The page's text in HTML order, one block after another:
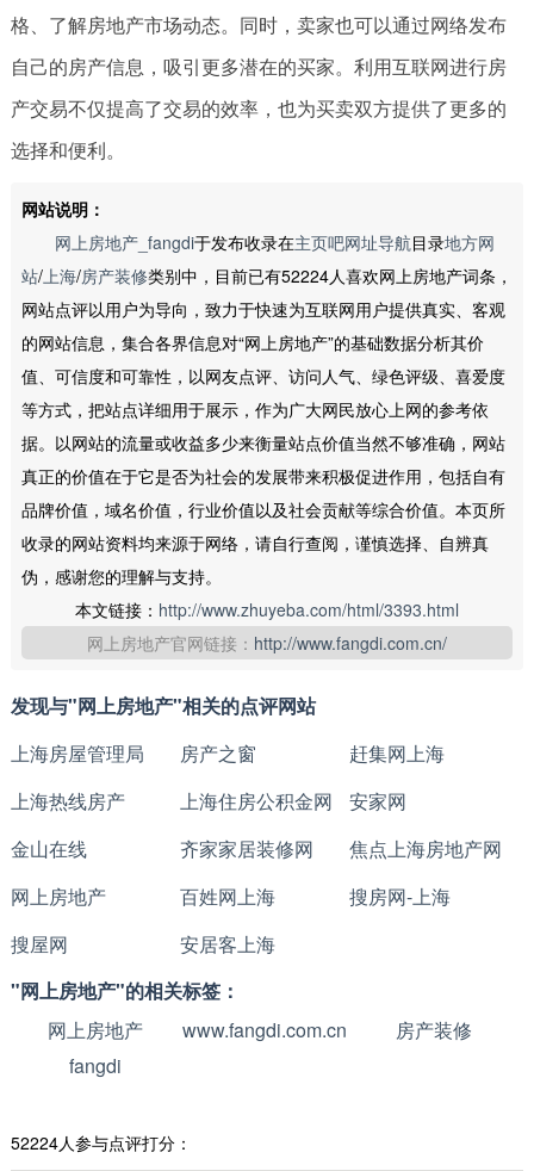
格、了解房地产市场动态。同时，卖家也可以通过网络发布
自己的房产信息，吸引更多潜在的买家。利用互联网进行房
产交易不仅提高了交易的效率，也为买卖双方提供了更多的
选择和便利。
网站说明：
网上房地产_fangdi于发布收录在主页吧网址导航目录地方网
站/上海/房产装修类别中，目前已有52224人喜欢网上房地产词条，
网站点评以用户为导向，致力于快速为互联网用户提供真实、客观
的网站信息，集合各界信息对“网上房地产”的基础数据分析其价
值、可信度和可靠性，以网友点评、访问人气、绿色评级、喜爱度
等方式，把站点详细用于展示，作为广大网民放心上网的参考依
据。以网站的流量或收益多少来衡量站点价值当然不够准确，网站
真正的价值在于它是否为社会的发展带来积极促进作用，包括自有
品牌价值，域名价值，行业价值以及社会贡献等综合价值。本页所
收录的网站资料均来源于网络，请自行查阅，谨慎选择、自辨真
伪，感谢您的理解与支持。
本文链接： http://www.zhuyeba.com/html/3393.html
网上房地产官网链接： http://www.fangdi.com.cn/
发现与"网上房地产"相关的点评网站
上海房屋管理局
房产之窗
赶集网上海
上海热线房产
上海住房公积金网
安家网
金山在线
齐家家居装修网
焦点上海房地产网
网上房地产
百姓网上海
搜房网-上海
搜屋网
安居客上海
"网上房地产"的相关标签：
网上房地产
www.fangdi.com.cn
房产装修
fangdi
52224人参与点评打分：